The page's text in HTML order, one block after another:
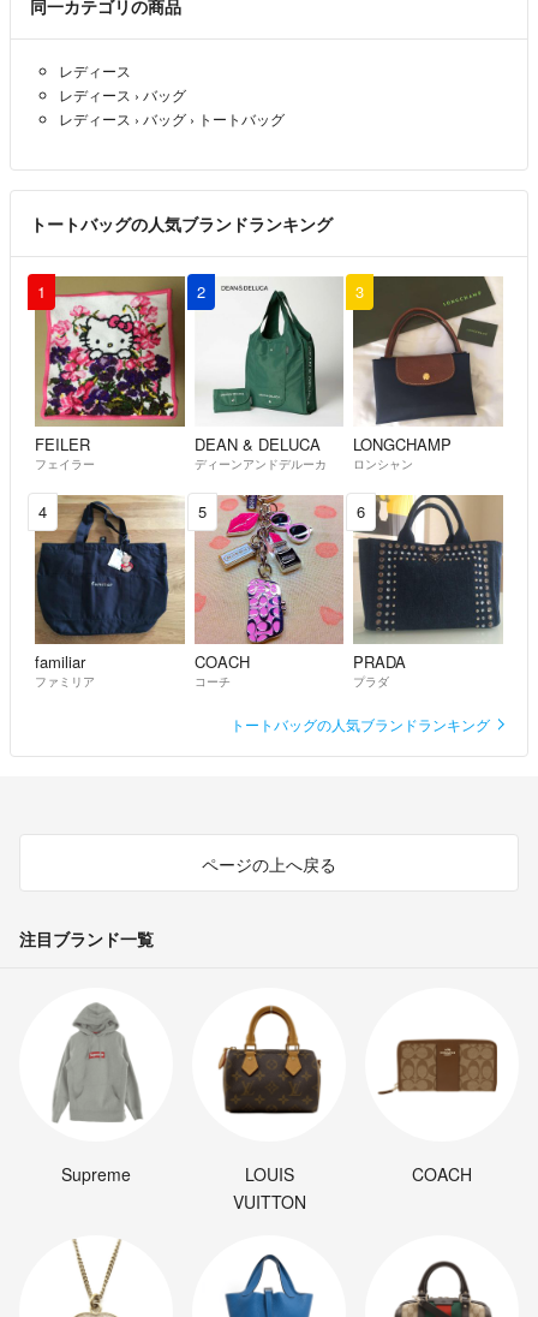
同一カテゴリの商品
レディース
レディース › バッグ
レディース › バッグ › トートバッグ
トートバッグの人気ブランドランキング
1
FEILER
フェイラー
2
DEAN & DELUCA
ディーンアンドデルーカ
3
LONGCHAMP
ロンシャン
4
familiar
ファミリア
5
COACH
コーチ
6
PRADA
プラダ
トートバッグの人気ブランドランキング
ページの上へ戻る
注目ブランド一覧
Supreme
LOUIS
VUITTON
COACH